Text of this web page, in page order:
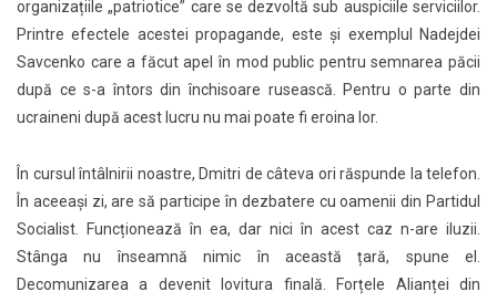
organizațiile „patriotice” care se dezvoltă sub auspiciile serviciilor.
Printre efectele acestei propagande, este și exemplul Nadejdei
Savcenko care a făcut apel în mod public pentru semnarea păcii
după ce s-a întors din închisoare rusească. Pentru o parte din
ucraineni după acest lucru nu mai poate fi eroina lor.
În cursul întâlnirii noastre, Dmitri de câteva ori răspunde la telefon.
În aceeași zi, are să participe în dezbatere cu oamenii din Partidul
Socialist. Funcționează în ea, dar nici în acest caz n-are iluzii.
Stânga nu înseamnă nimic în această țară, spune el.
Decomunizarea a devenit lovitura finală. Forțele Alianței din